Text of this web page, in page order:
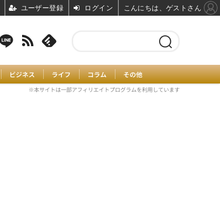
ビジネス ライフ コラム その他
※本サイトは一部アフィリエイトプログラムを利用しています
ユーザー登録 ログイン こんにちは、ゲストさん